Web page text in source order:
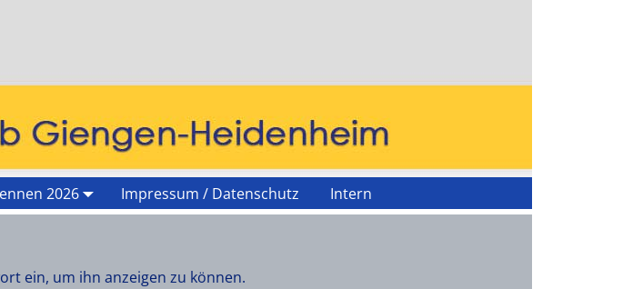
2026 Impressum / Datenschutz Intern
ein, um ihn anzeigen zu können.